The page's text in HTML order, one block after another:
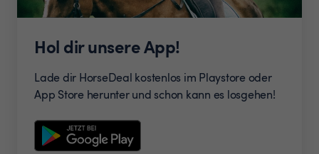
Hol dir unsere App!
Lade dir HorseDeal kostenlos im Playstore oder
App Store herunter und schon kann es losgehen!